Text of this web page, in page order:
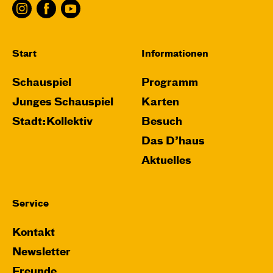
Leenders
Do, 12.11. / 10:00 – 11:00
Regie: Philipp Alfons Heitmann, Matts Johan
Start
Schauspiel
Junges Schauspiel
Stadt:Kollektiv
Informationen
Programm
Karten
Besuch
Das D’haus
Aktuelles
Service
Kontakt
Newsletter